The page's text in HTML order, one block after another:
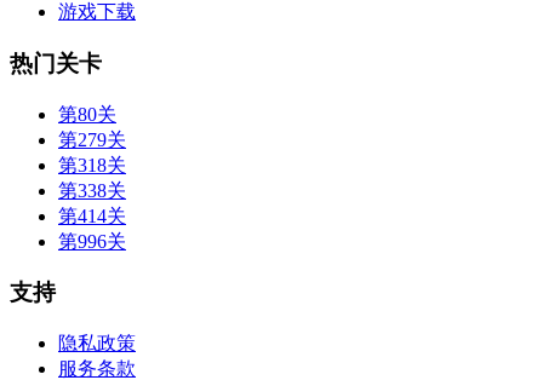
游戏下载
热门关卡
第80关
第279关
第318关
第338关
第414关
第996关
支持
隐私政策
服务条款